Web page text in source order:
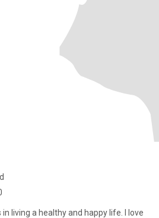
living a healthy and happy life. I love